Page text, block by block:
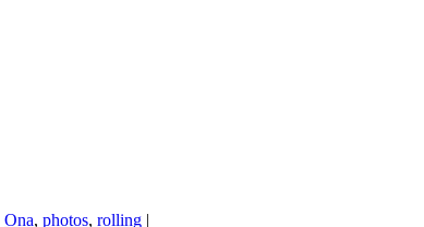
Ona, photos, rolling |